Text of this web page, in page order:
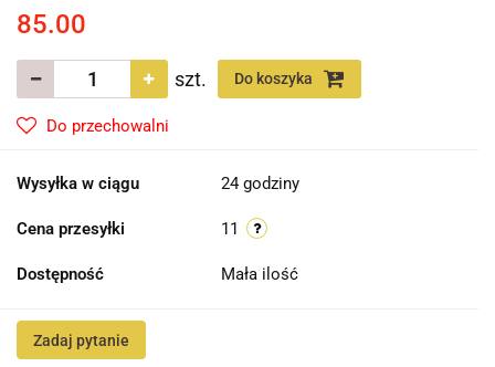
85.00
szt. Do koszyka
Do przechowalni
Wysyłka w ciągu 24 godziny
Cena przesyłki 11
Dostępność Mała ilość
Zadaj pytanie